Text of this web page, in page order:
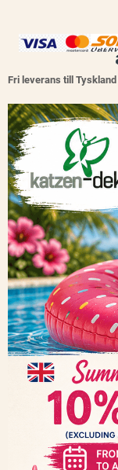
Fri leverans till Tyskland